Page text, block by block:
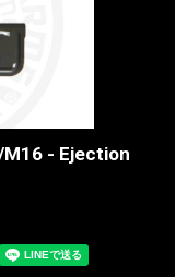
M16 - Ejection